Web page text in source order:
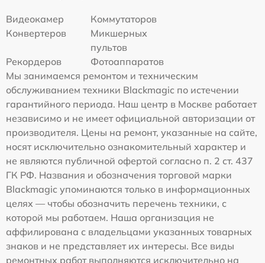
Видеокамер
Коммутаторов
Конвертеров
Микшерных
пультов
Рекордеров
Фотоаппаратов
Мы занимаемся ремонтом и техническим
обслуживанием техники Blackmagic по истечении
гарантийного периода. Наш центр в Москве работает
независимо и не имеет официальной авторизации от
производителя. Цены на ремонт, указанные на сайте,
носят исключительно ознакомительный характер и
не являются публичной офертой согласно п. 2 ст. 437
ГК РФ. Названия и обозначения торговой марки
Blackmagic упоминаются только в информационных
целях — чтобы обозначить перечень техники, с
которой мы работаем. Наша организация не
аффилирована с владельцами указанных товарных
знаков и не представляет их интересы. Все виды
ремонтных работ выполняются исключительно на